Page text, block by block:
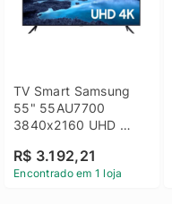
TV Smart Samsung
55" 55AU7700
3840x2160 UHD
Bluetooth
R$ 3.192,21
Encontrado em 1 loja